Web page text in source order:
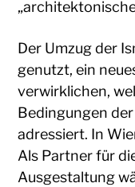
Der Umzug der
genutzt, ein
verwirklichen,
Bedingungen
adressiert. In
Als Partner für
Ausgestaltung